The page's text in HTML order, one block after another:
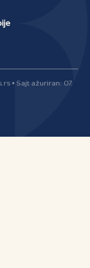
• Sajt ažuriran: 07.